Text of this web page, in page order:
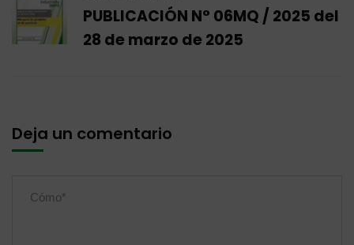
PUBLICACIÓN N° 06MQ / 2025 del
28 de marzo de 2025
Deja un comentario